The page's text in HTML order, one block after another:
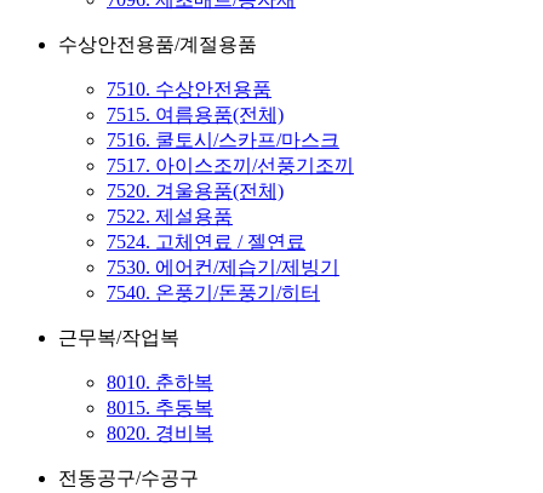
수상안전용품/계절용품
7510. 수상안전용품
7515. 여름용품(전체)
7516. 쿨토시/스카프/마스크
7517. 아이스조끼/선풍기조끼
7520. 겨울용품(전체)
7522. 제설용품
7524. 고체연료 / 젤연료
7530. 에어컨/제습기/제빙기
7540. 온풍기/돈풍기/히터
근무복/작업복
8010. 춘하복
8015. 추동복
8020. 경비복
전동공구/수공구